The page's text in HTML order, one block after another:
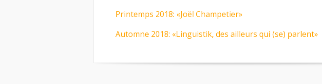
Printemps 2018: «Joël Champetier»
Automne 2018: «Linguistik, des ailleurs qui (se) parlent»